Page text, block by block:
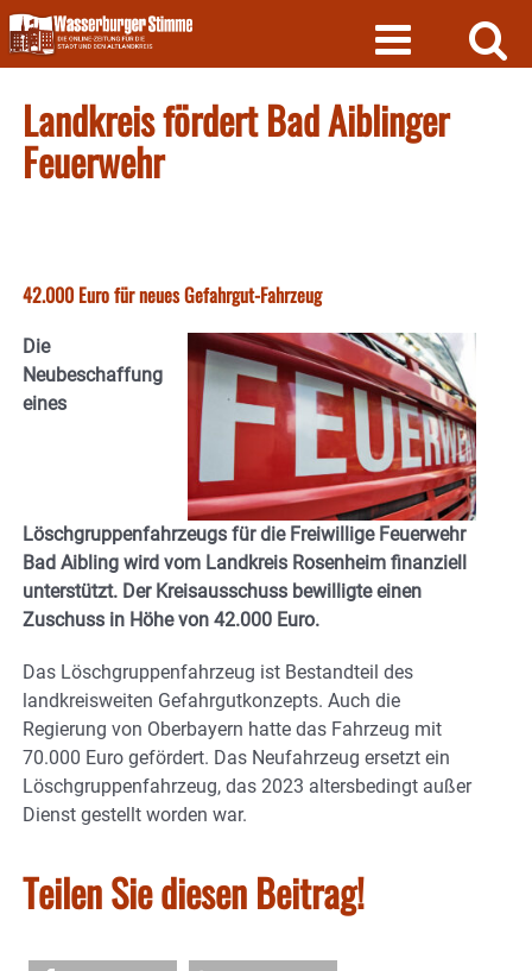
Skip
to
content
Landkreis fördert Bad Aiblinger
Feuerwehr
42.000 Euro für neues Gefahrgut-Fahrzeug
Die
Neubeschaffung
eines
Löschgruppenfahrzeugs für die Freiwillige Feuerwehr
Bad Aibling wird vom Landkreis Rosenheim finanziell
unterstützt. Der Kreisausschuss bewilligte einen
Zuschuss in Höhe von 42.000 Euro.
Das Löschgruppenfahrzeug ist Bestandteil des
landkreisweiten Gefahrgutkonzepts. Auch die
Regierung von Oberbayern hatte das Fahrzeug mit
70.000 Euro gefördert. Das Neufahrzeug ersetzt ein
Löschgruppenfahrzeug, das 2023 altersbedingt außer
Dienst gestellt worden war.
Teilen Sie diesen Beitrag!